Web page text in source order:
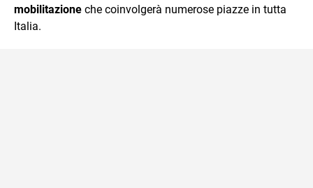
mobilitazione che coinvolgerà numerose piazze in tutta
Italia.